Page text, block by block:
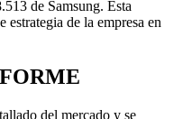
de Samsung. Esta
de la empresa en
del mercado y se